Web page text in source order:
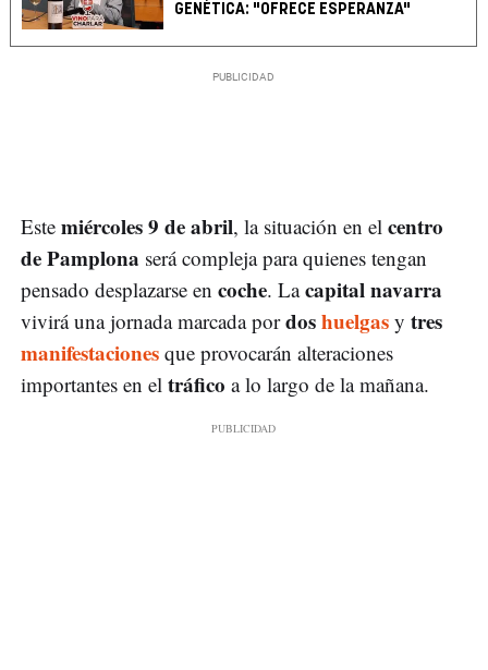
GENÉTICA: "OFRECE ESPERANZA"
Este miércoles 9 de abril, la situación en el centro
de Pamplona será compleja para quienes tengan
pensado desplazarse en coche. Lacapital navarra
vivirá una jornada marcada pordoshuelgas y tres
manifestaciones que provocarán alteraciones
importantes en el tráfico a lo largo de la mañana.